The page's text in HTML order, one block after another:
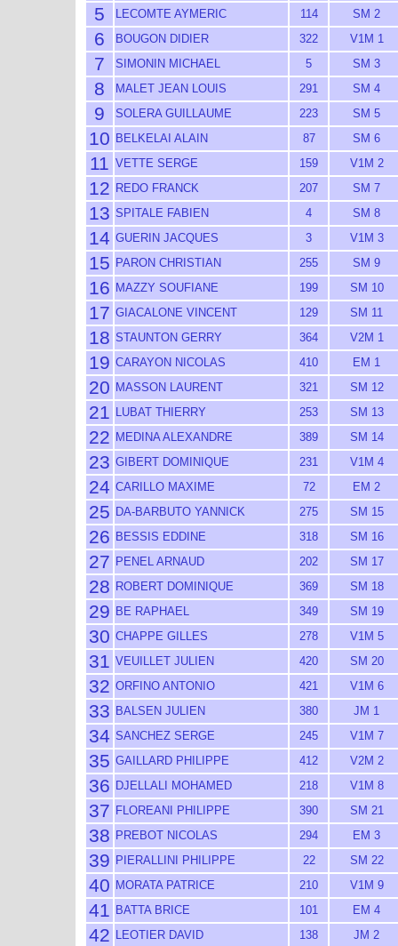
5 LECOMTE AYMERIC 114 SM 2
6 BOUGON DIDIER 322 V1M 1
7 SIMONIN MICHAEL 5 SM 3
8 MALET JEAN LOUIS 291 SM 4
9 SOLERA GUILLAUME 223 SM 5
10 BELKELAI ALAIN 87 SM 6
11 VETTE SERGE 159 V1M 2
12 REDO FRANCK 207 SM 7
13 SPITALE FABIEN 4 SM 8
14 GUERIN JACQUES 3 V1M 3
15 PARON CHRISTIAN 255 SM 9
16 MAZZY SOUFIANE 199 SM 10
17 GIACALONE VINCENT 129 SM 11
18 STAUNTON GERRY 364 V2M 1
19 CARAYON NICOLAS 410 EM 1
20 MASSON LAURENT 321 SM 12
21 LUBAT THIERRY 253 SM 13
22 MEDINA ALEXANDRE 389 SM 14
23 GIBERT DOMINIQUE 231 V1M 4
24 CARILLO MAXIME 72 EM 2
25 DA-BARBUTO YANNICK 275 SM 15
26 BESSIS EDDINE 318 SM 16
27 PENEL ARNAUD 202 SM 17
28 ROBERT DOMINIQUE 369 SM 18
29 BE RAPHAEL 349 SM 19
30 CHAPPE GILLES 278 V1M 5
31 VEUILLET JULIEN 420 SM 20
32 ORFINO ANTONIO 421 V1M 6
33 BALSEN JULIEN 380 JM 1
34 SANCHEZ SERGE 245 V1M 7
35 GAILLARD PHILIPPE 412 V2M 2
36 DJELLALI MOHAMED 218 V1M 8
37 FLOREANI PHILIPPE 390 SM 21
38 PREBOT NICOLAS 294 EM 3
39 PIERALLINI PHILIPPE 22 SM 22
40 MORATA PATRICE 210 V1M 9
41 BATTA BRICE 101 EM 4
42 LEOTIER DAVID 138 JM 2